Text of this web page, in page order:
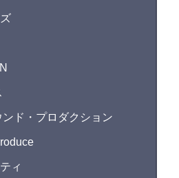
ド・プロダクション
ィ